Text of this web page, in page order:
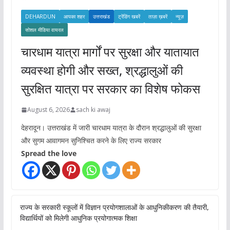
DEHARDUN आपका शहर उत्तराखंड ट्रेंडिंग खबरें ताज़ा ख़बरें
न्यूज़
सोशल मीडिया वायरल
चारधाम यात्रा मार्गों पर सुरक्षा और यातायात
व्यवस्था होगी और सख्त, श्रद्धालुओं की
सुरक्षित यात्रा पर सरकार का विशेष फोकस
August 6, 2026 sach ki awaj
देहरादून। उत्तराखंड में जारी चारधाम यात्रा के दौरान श्रद्धालुओं की सुरक्षा
और सुगम आवागमन सुनिश्चित करने के लिए राज्य सरकार
Spread the love
राज्य के सरकारी स्कूलों में विज्ञान प्रयोगशालाओं के आधुनिकीकरण की तैयारी,
विद्यार्थियों को मिलेगी आधुनिक प्रयोगात्मक शिक्षा